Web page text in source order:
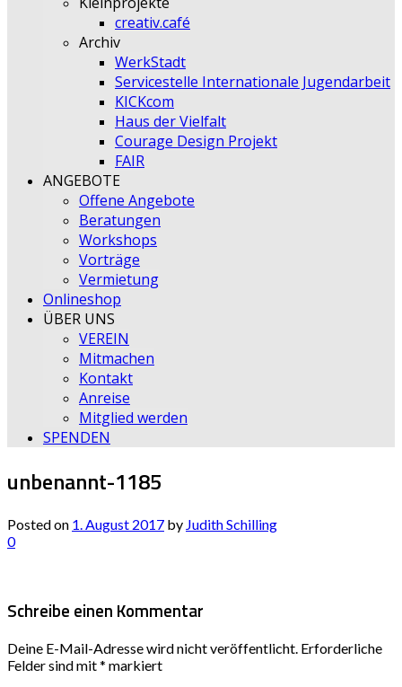
creativ.café
Archiv
WerkStadt
Servicestelle Internationale Jugendarbeit
KICKcom
Haus der Vielfalt
Courage Design Projekt
FAIR
ANGEBOTE
Offene Angebote
Beratungen
Workshops
Vorträge
Vermietung
Onlineshop
ÜBER UNS
VEREIN
Mitmachen
Kontakt
Anreise
Mitglied werden
SPENDEN
unbenannt-1185
Posted on 1. August 2017 by Judith Schilling
0
Schreibe einen Kommentar
Deine E-Mail-Adresse wird nicht veröffentlicht. Erforderliche
Felder sind mit* markiert